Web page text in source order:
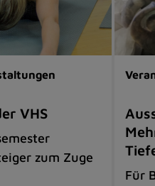
VHS
zum Zuge
Für